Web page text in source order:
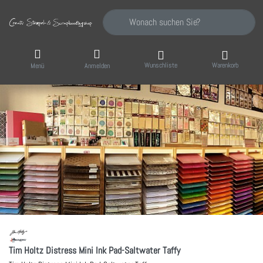
Geben Sie einen Suchbegriff ein. Während
Menü Anmelden Wunschliste Warenkorb
Tim Holtz Distress Mini Ink Pad-Saltwater Taffy